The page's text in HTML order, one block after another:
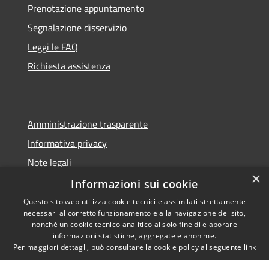
Prenotazione appuntamento
Segnalazione disservizio
Leggi le FAQ
Richiesta assistenza
Amministrazione trasparente
Informativa privacy
Note legali
Dichiarazione di accessibilità
RSS
Accessibilità
Copyright © 2026 • Città di
Comacchio • Powered by
×
Informazioni sui cookie
Questo sito web utilizza cookie tecnici e assimilati strettamente
necessari al corretto funzionamento e alla navigazione del sito,
nonché un cookie tecnico analitico al solo fine di elaborare
informazioni statistiche, aggregate e anonime.
Per maggiori dettagli, può consultare la cookie policy al seguente link